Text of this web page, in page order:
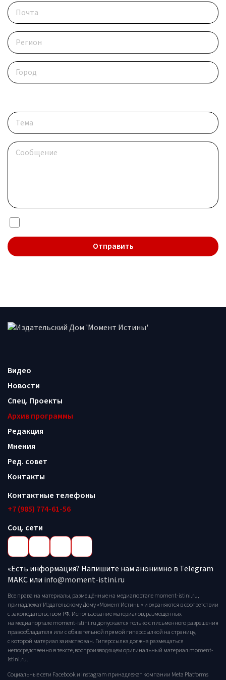
Видео
Новости
Спец. Проекты
Архив программы
Редакция
Мнения
Ред. совет
Контакты
Контактные телефоны
+7 (985) 774-61-56
Соц. сети
«Есть информация? Напишите нам анонимно в Telegram
МАКС или info@moment-istini.ru
Все права на материалы, размещённые на медиапортале moment-istini.ru,
принадлежат Издательскому Дому «Момент Истины» и охраняются в соответствии
с законодательством РФ. Использование материалов, размещённых
на медиапортале moment-istini.ru допускается только с письменного разрешения
правообладателя или с обязательной прямой гиперссылкой на страницу,
с которой материал заимствован. Гиперссылка должна размещаться
непосредственно в тексте, воспроизводящем оригинальный материал moment-
istini.ru.
Социальные сети Facebook и Instagram принадлежат компании Meta Platforms